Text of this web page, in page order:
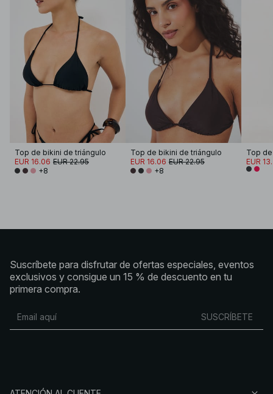
Top de bikini de triángulo
EUR 16.06 EUR 22.95
+8
Top de bikini de triángulo
EUR 16.06 EUR 22.95
+8
Top
EUR
Suscríbete para disfrutar de ofertas especiales, eventos
exclusivos y consigue un 15 % de descuento en tu
primera compra.
SUSCRÍBETE